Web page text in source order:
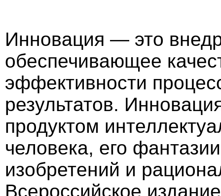
Инновация — это
обеспечивающее
эффективности
результатов.
продуктом
человека, его
изобретений и
Всероссийское